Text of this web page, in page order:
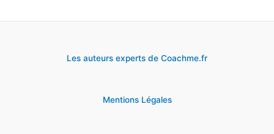
Les auteurs experts de Coachme.fr
Mentions Légales